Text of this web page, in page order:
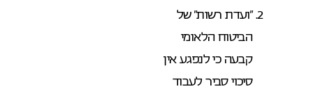
“ועדת רשות” של
הביטוח הלאומי
קבעה כי לנפגע אין
סיכוי סביר לעבוד